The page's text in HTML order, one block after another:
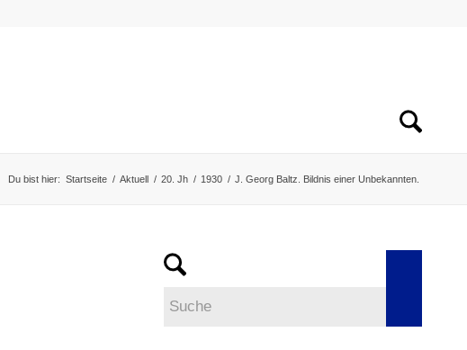
Du bist hier: Startseite / Aktuell / 20. Jh / 1930 / J. Georg Baltz. Bildnis einer Unbekannten.